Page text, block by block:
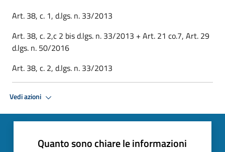
Art. 38, c. 1, d.lgs. n. 33/2013
Art. 38, c. 2,c 2 bis d.lgs. n. 33/2013 + Art. 21 co.7, Art. 29
d.lgs. n. 50/2016
Art. 38, c. 2, d.lgs. n. 33/2013
Vedi azioni
Quanto sono chiare le informazioni